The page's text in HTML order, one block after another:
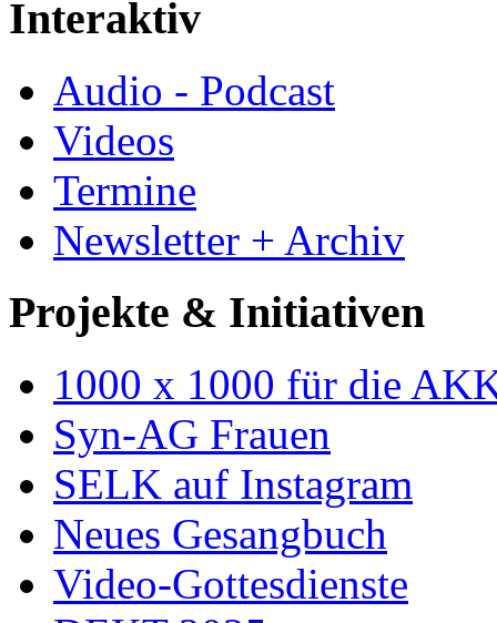
Interaktiv
Audio - Podcast
Videos
Termine
Newsletter + Archiv
Projekte & Initiativen
1000 x 1000 für die
Syn-AG Frauen
SELK auf Instagram
Neues Gesangbuch
Video-Gottesdienste